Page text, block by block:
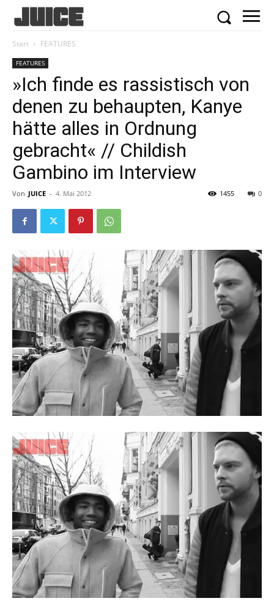
Start FEATURES
FEATURES
»Ich finde es rassistisch von
denen zu behaupten, Kanye
hätte alles in Ordnung
gebracht« // Childish
Gambino im Interview
Von JUICE - 4. Mai 2012 0
1455